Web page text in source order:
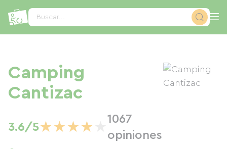
Buscar...
Camping
Cantizac
3.6/5★★★★
1067
opiniones
Panel de gestión de cookies